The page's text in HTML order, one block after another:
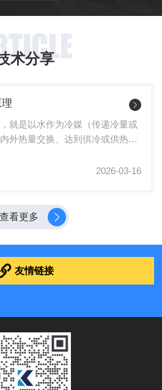
术分享
就是以水作为冷媒（传递冷量或
外热量交换、达到供冷或供热目
2026-03-16
查看更多
友情链接